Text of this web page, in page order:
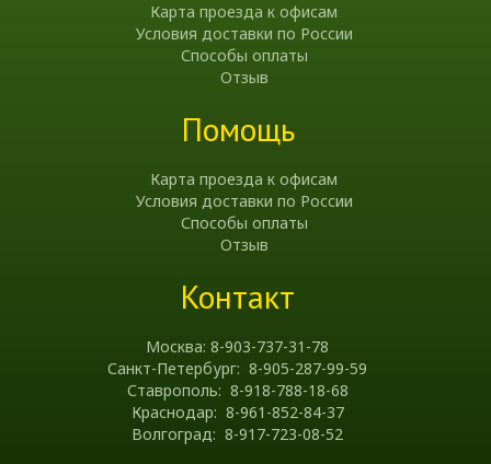
Карта проезда к офисам
Условия доставки по России
Способы оплаты
Отзыв
Помощь
Карта проезда к офисам
Условия доставки по России
Способы оплаты
Отзыв
Контакт
Москва: 8-903-737-31-78
Санкт-Петербург: 8-905-287-99-59
Ставрополь: 8-918-788-18-68
Краснодар: 8-961-852-84-37
Волгоград: 8-917-723-08-52